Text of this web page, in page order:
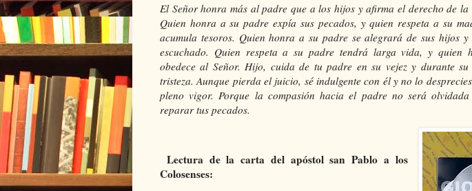
El Señor honra más al padre que a los hijos y afirma el derecho de la
Quien honra a su padre expía sus pecados, y quien respeta a su
acumula tesoros. Quien honra a su padre se alegrará de sus hijos y
escuchado. Quien respeta a su padre tendrá larga vida, y quien
obedece al Señor. Hijo, cuida de tu padre en su vejez y durante
tristeza. Aunque pierda el juicio, sé indulgente con él y no lo
pleno vigor. Porque la compasión hacia el padre no será
reparar tus pecados.
Lectura de la carta del apóstol san Pablo a los
Colosenses: